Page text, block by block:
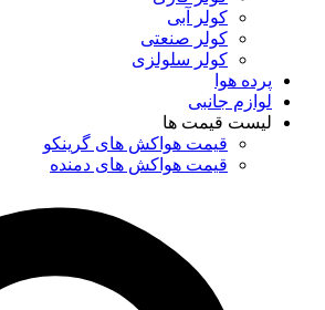
کولر آبی
کولر صنعتی
کولر سلولزی
پرده هوا
لوازم جانبی
لیست قیمت ها
قیمت هواکش های گرینکو
قیمت هواکش های دمنده